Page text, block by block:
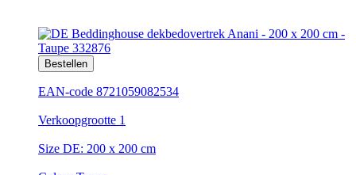
Bestellen
EAN-code 8721059082534
Verkoopgrootte 1
Size DE: 200 x 200 cm